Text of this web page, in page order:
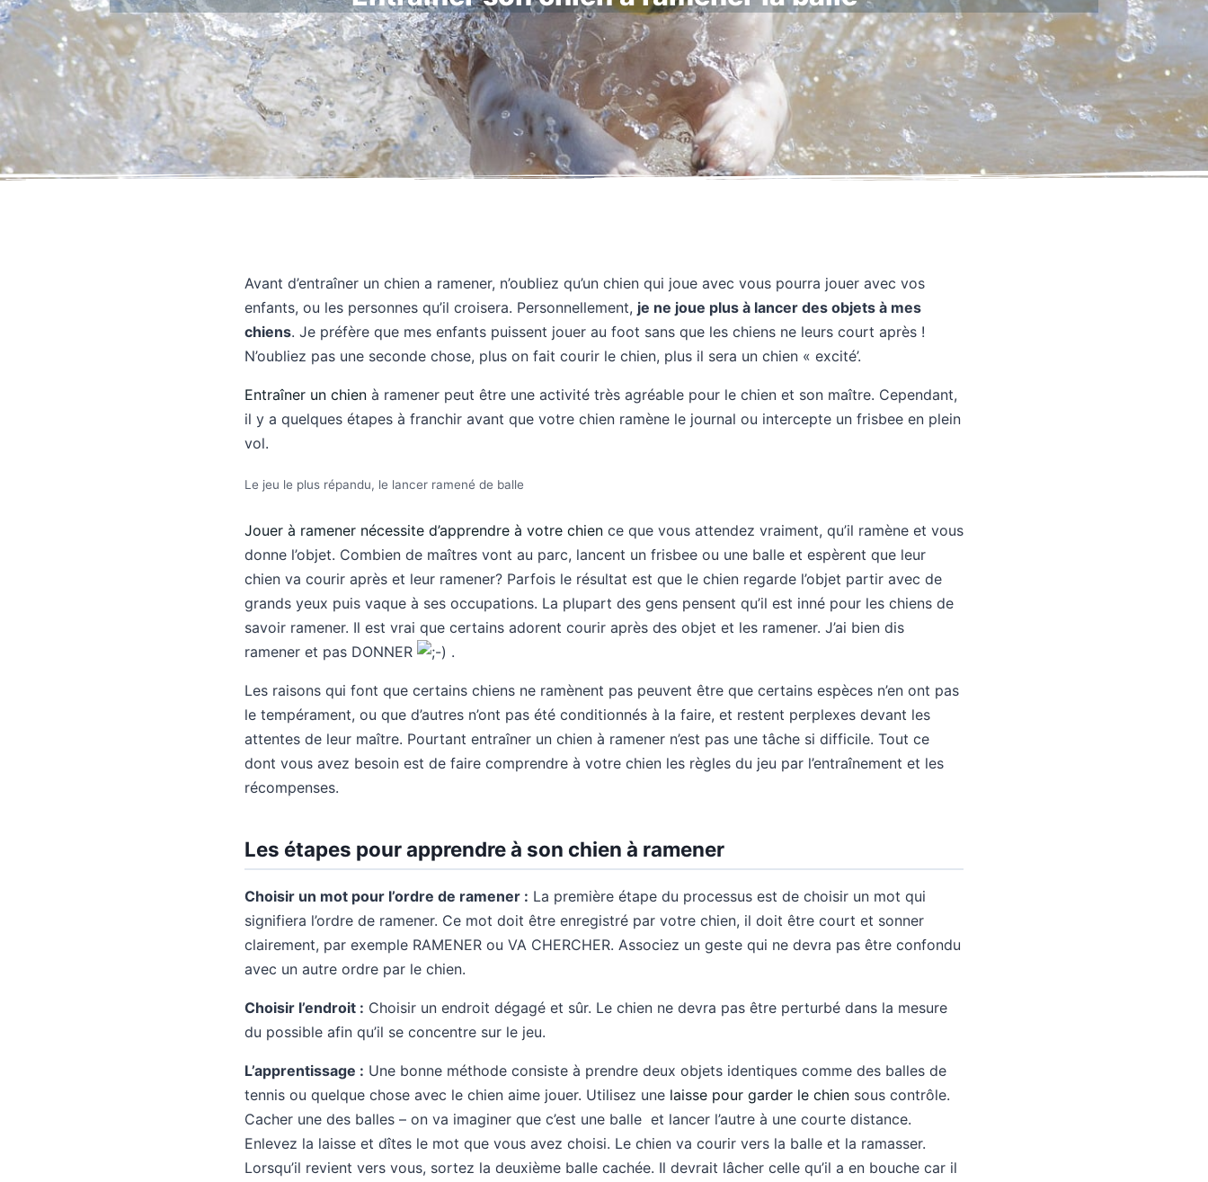
Avant d’entraîner un chien a ramener, n’oubliez qu’un chien qui joue avec vous pourra jouer avec vos
enfants, ou les personnes qu’il croisera. Personnellement, je ne joue plus à lancer des objets à mes
chiens. Je préfère que mes enfants puissent jouer au foot sans que les chiens ne leurs court après !
N’oubliez pas une seconde chose, plus on fait courir le chien, plus il sera un chien « excité’.
Entraîner un chien à ramener peut être une activité très agréable pour le chien et son maître. Cependant,
il y a quelques étapes à franchir avant que votre chien ramène le journal ou intercepte un frisbee en plein
vol.
Le jeu le plus répandu, le lancer ramené de balle
Jouer à ramener nécessite d’apprendre à votre chien ce que vous attendez vraiment, qu’il ramène et vous
donne l’objet. Combien de maîtres vont au parc, lancent un frisbee ou une balle et espèrent que leur
chien va courir après et leur ramener? Parfois le résultat est que le chien regarde l’objet partir avec de
grands yeux puis vaque à ses occupations. La plupart des gens pensent qu’il est inné pour les chiens de
savoir ramener. Il est vrai que certains adorent courir après des objet et les ramener. J’ai bien dis
ramener et pas DONNER
.
Les raisons qui font que certains chiens ne ramènent pas peuvent être que certains espèces n’en ont pas
le tempérament, ou que d’autres n’ont pas été conditionnés à la faire, et restent perplexes devant les
attentes de leur maître. Pourtant entraîner un chien à ramener n’est pas une tâche si difficile. Tout ce
dont vous avez besoin est de faire comprendre à votre chien les règles du jeu par l’entraînement et les
récompenses.
Les étapes pour apprendre à son chien à ramener
Choisir un mot pour l’ordre de ramener : La première étape du processus est de choisir un mot qui
signifiera l’ordre de ramener. Ce mot doit être enregistré par votre chien, il doit être court et sonner
clairement, par exemple RAMENER ou VA CHERCHER. Associez un geste qui ne devra pas être confondu
avec un autre ordre par le chien.
Choisir l’endroit : Choisir un endroit dégagé et sûr. Le chien ne devra pas être perturbé dans la mesure
du possible afin qu’il se concentre sur le jeu.
L’apprentissage : Une bonne méthode consiste à prendre deux objets identiques comme des balles de
tennis ou quelque chose avec le chien aime jouer. Utilisez une laisse pour garder le chien sous contrôle.
Cacher une des balles – on va imaginer que c’est une balle et lancer l’autre à une courte distance.
Enlevez la laisse et dîtes le mot que vous avez choisi. Le chien va courir vers la balle et la ramasser.
Lorsqu’il revient vers vous, sortez la deuxième balle cachée. Il devrait lâcher celle qu’il a en bouche car il